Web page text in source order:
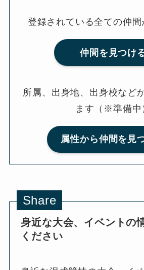
登録されている全ての仲間
仲間を見つけ
所属、出身地、出身校など
ます（※準備中
属性から仲間を見
Share
身近な大会、イベントの
ください